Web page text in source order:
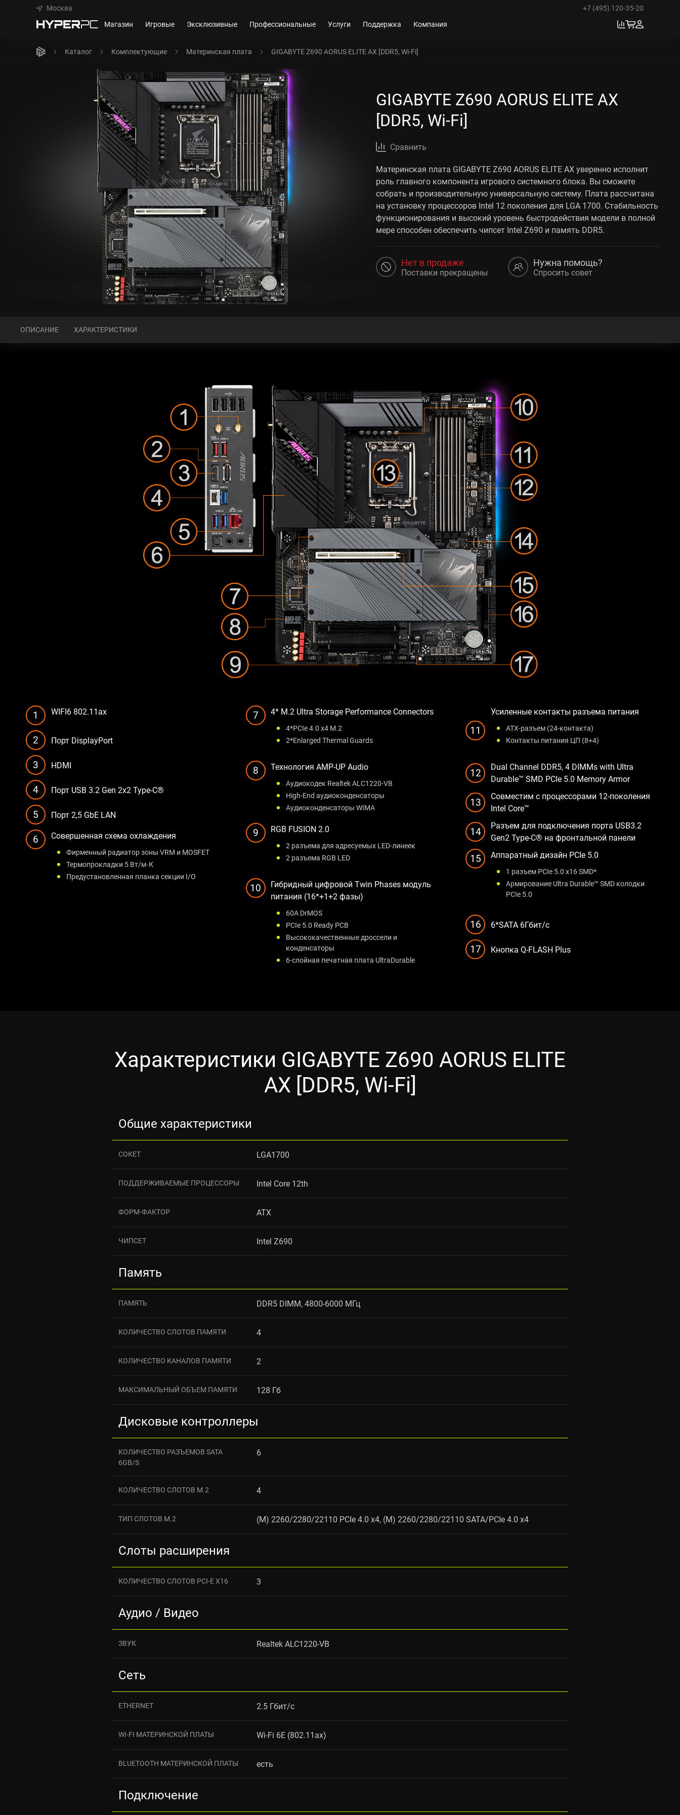
Москва
+7 (495) 120-35-20
Магазин
Игровые Эксклюзивные Профессиональные Услуги Поддержка Компания
Каталог Комплектующие Материнская плата GIGABYTE Z690 AORUS ELITE AX [DDR5, Wi-Fi]
GIGABYTE Z690 AORUS ELITE AX
[DDR5, Wi-Fi]
Сравнить
Материнская плата GIGABYTE Z690 AORUS ELITE AX уверенно исполнит
роль главного компонента игрового системного блока. Вы сможете
собрать и производительную универсальную систему. Плата рассчитана
на установку процессоров Intel 12 поколения для LGA 1700. Стабильность
функционирования и высокий уровень быстродействия модели в полной
мере способен обеспечить чипсет Intel Z690 и память DDR5.
Нет в продаже
Поставки прекращены
Нужна помощь?
Спросить совет
ОПИСАНИЕ ХАРАКТЕРИСТИКИ
1 WIFI6 802.11ax
2 Порт DisplayPort
3 HDMI
4 Порт USB 3.2 Gen 2x2 Type-C®
5 Порт 2,5 GbE LAN
6 Совершенная схема охлаждения
Фирменный радиатор зоны VRM и MOSFET
Термопрокладки 5 Вт/м·К
Предустановленная планка секции I/O
7 4* M.2 Ultra Storage Performance Connectors
4*PCIe 4.0 x4 M.2
2*Enlarged Thermal Guards
8 Технология AMP-UP Audio
Аудиокодек Realtek ALC1220-VB
High-End аудиоконденсаторы
Аудиоконденсаторы WIMA
9 RGB FUSION 2.0
2 разъема для адресуемых LED-линеек
2 разъема RGB LED
10
Гибридный цифровой Twin Phases модуль
питания (16*+1+2 фазы)
60А DrMOS
PCIe 5.0 Ready PCB
Высококачественные дроссели и
конденсаторы
6-слойная печатная плата UltraDurable
11
Усиленные контакты разъема питания
ATX-разъем (24-контакта)
Контакты питания ЦП (8+4)
12
Dual Channel DDR5, 4 DIMMs with Ultra
Durable™ SMD PCIe 5.0 Memory Armor​
13
Совместим с процессорами 12-поколения
Intel Core™
14
Разъем для подключения порта USB3.2
Gen2 Type-C® на фронтальной панели
15 Аппаратный дизайн PCIe 5.0
1 разъем PCIe 5.0 x16 SMD*
Армирование Ultra Durable™ SMD колодки
PCIe 5.0
16 6*SATA 6Гбит/с
17 Кнопка Q-FLASH Plus
Характеристики GIGABYTE Z690 AORUS ELITE
AX [DDR5, Wi-Fi]
Общие характеристики
СОКЕТ LGA1700
ПОДДЕРЖИВАЕМЫЕ ПРОЦЕССОРЫ Intel Core 12th
ФОРМ-ФАКТОР ATX
ЧИПСЕТ Intel Z690
Память
ПАМЯТЬ DDR5 DIMM, 4800-6000 МГц
КОЛИЧЕСТВО СЛОТОВ ПАМЯТИ 4
КОЛИЧЕСТВО КАНАЛОВ ПАМЯТИ 2
МАКСИМАЛЬНЫЙ ОБЪЕМ ПАМЯТИ 128 Гб
Дисковые контроллеры
КОЛИЧЕСТВО РАЗЪЕМОВ SATA
6GB/S
6
КОЛИЧЕСТВО СЛОТОВ M.2 4
ТИП СЛОТОВ M.2 (M) 2260/2280/22110 PCIe 4.0 x4, (M) 2260/2280/22110 SATA/PCIe 4.0 x4
Слоты расширения
КОЛИЧЕСТВО СЛОТОВ PCI-E X16 3
Аудио / Видео
ЗВУК Realtek ALC1220-VB
Сеть
ETHERNET 2.5 Гбит/с
WI-FI МАТЕРИНСКОЙ ПЛАТЫ Wi-Fi 6E (802.11ax)
BLUETOOTH МАТЕРИНСКОЙ ПЛАТЫ есть
Подключение